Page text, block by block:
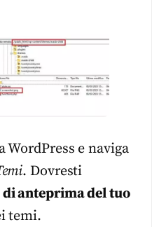
WordPress e naviga
. Dovresti
di anteprima del tuo
temi.